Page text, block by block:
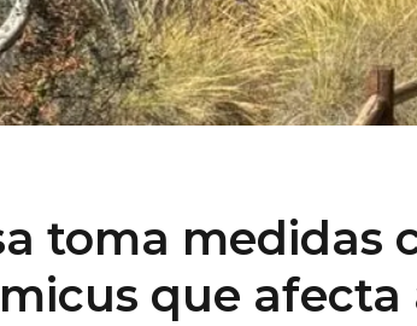
toma medidas
que afecta